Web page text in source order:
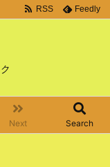
Next Search
RSS Feedly